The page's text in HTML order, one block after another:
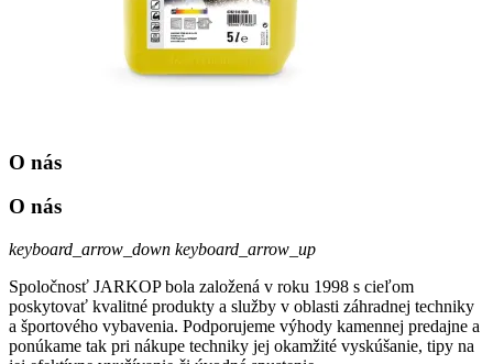
O nás
O nás
keyboard_arrow_down keyboard_arrow_up
Spoločnosť JARKOP bola založená v roku 1998 s cieľom
poskytovať kvalitné produkty a služby v oblasti záhradnej techniky
a športového vybavenia. Podporujeme výhody kamennej predajne a
ponúkame tak pri nákupe techniky jej okamžité vyskúšanie, tipy na